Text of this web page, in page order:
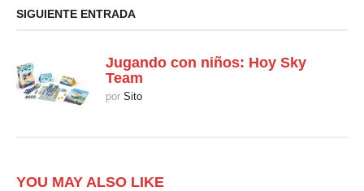
SIGUIENTE ENTRADA
Jugando con niños: Hoy Sky
Team
porSito
YOU MAY ALSO LIKE